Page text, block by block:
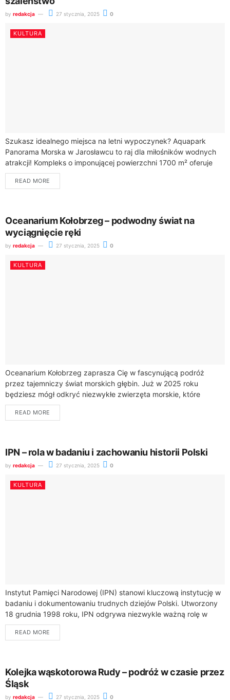
by redakcja 27 stycznia, 2025 0
KULTURA
Szukasz idealnego miejsca na letni wypoczynek? Aquapark
Panorama Morska w Jarosławcu to raj dla miłośników wodnych
atrakcji! Kompleks o imponującej powierzchni 1700 m² oferuje
niezapomniane wrażenia dla całej rodziny.Aquapark w...
READ MORE
Oceanarium Kołobrzeg – podwodny świat na
wyciągnięcie ręki
by redakcja 27 stycznia, 2025 0
KULTURA
Oceanarium Kołobrzeg zaprasza Cię w fascynującą podróż
przez tajemniczy świat morskich głębin. Już w 2025 roku
będziesz mógł odkryć niezwykłe zwierzęta morskie, które
zamieszkują zarówno ciepłe, kolorowe rafy, jak i...
READ MORE
IPN – rola w badaniu i zachowaniu historii Polski
by redakcja 27 stycznia, 2025 0
KULTURA
Instytut Pamięci Narodowej (IPN) stanowi kluczową instytucję w
badaniu i dokumentowaniu trudnych dziejów Polski. Utworzony
18 grudnia 1998 roku, IPN odgrywa niezwykle ważną rolę w
zachowaniu pamięci historycznej, szczególnie z...
READ MORE
Kolejka wąskotorowa Rudy – podróż w czasie przez
Śląsk
by redakcja 27 stycznia, 2025 0